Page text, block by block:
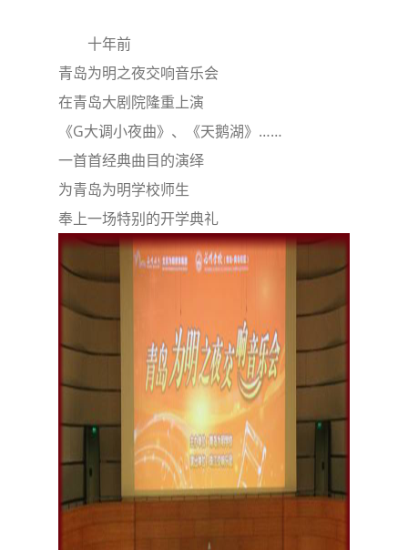
十年前
青岛为明之夜交响音乐会
在青岛大剧院隆重上演
《G大调小夜曲》、《天鹅湖》……
一首首经典曲目的演绎
为青岛为明学校师生
奉上一场特别的开学典礼